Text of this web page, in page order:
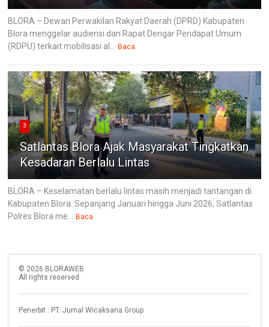
BLORA – Dewan Perwakilan Rakyat Daerah (DPRD) Kabupaten
Blora menggelar audiensi dan Rapat Dengar Pendapat Umum
(RDPU) terkait mobilisasi al...
Baca
3
Satlantas Blora Ajak Masyarakat Tingkatkan
Kesadaran Berlalu Lintas
BLORA – Keselamatan berlalu lintas masih menjadi tantangan di
Kabupaten Blora. Sepanjang Januari hingga Juni 2026, Satlantas
Polres Blora me...
Baca
© 2026 BLORAWEB
All rights reserved.
Penerbit : PT. Jurnal Wicaksana Group